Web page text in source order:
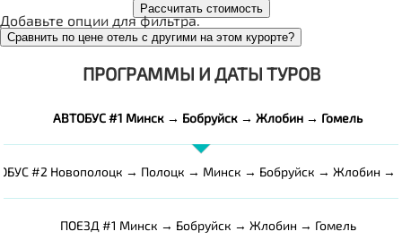
Рассчитать стоимость
Добавьте опции для фильтра.
Сравнить по цене отель с другими на этом курорте?
ПРОГРАММЫ И ДАТЫ ТУРОВ
АВТОБУС #1 Минск → Бобруйск → Жлобин → Гомель
#2 Новополоцк → Полоцк → Минск → Бобруйск → Жлобин →
ПОЕЗД #1 Минск → Бобруйск → Жлобин → Гомель